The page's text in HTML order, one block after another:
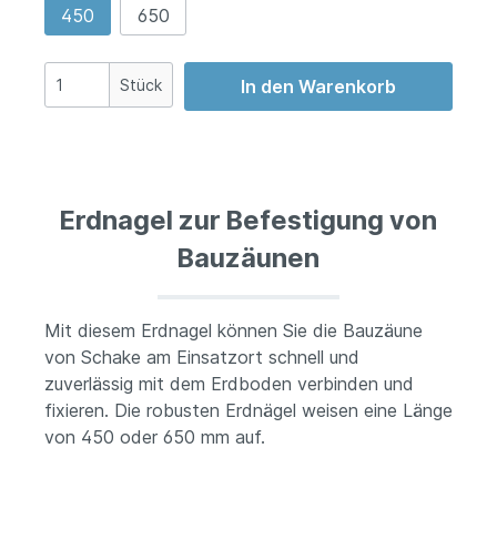
450
650
Stück In den Warenkorb
Erdnagel zur Befestigung von
Bauzäunen
Mit diesem Erdnagel können Sie die Bauzäune
von Schake am Einsatzort schnell und
zuverlässig mit dem Erdboden verbinden und
fixieren. Die robusten Erdnägel weisen eine Länge
von 450 oder 650 mm auf.